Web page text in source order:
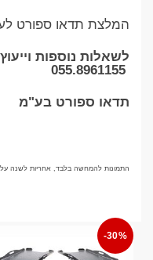
המלצת תדאו ספורט לעומס
לשאלות נוספות
055.8961155
תדאו ספורט בע"מ
התמונות להמחשה בלבד, אחריות לשנה על
-30%